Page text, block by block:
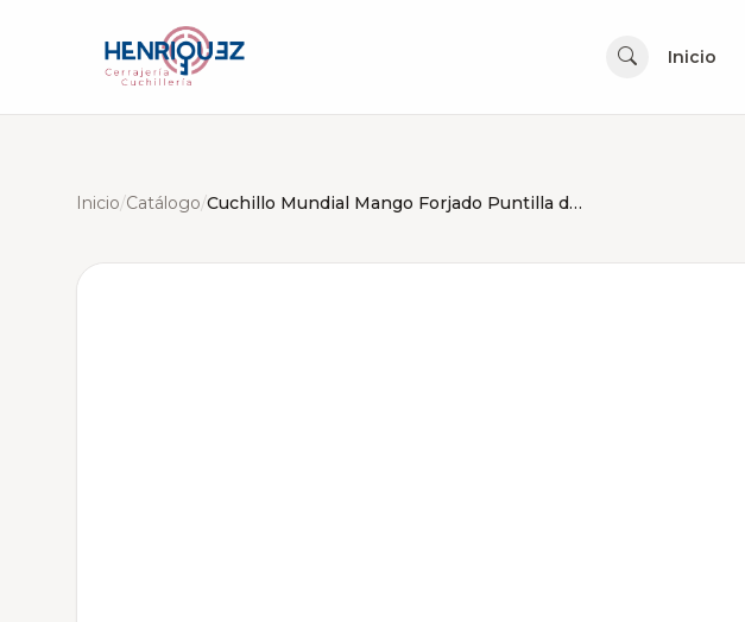
Inicio
Inicio/Catálogo/ Cuchillo Mundial Mango Forjado Puntilla de 3 Pulgadas y 1/2